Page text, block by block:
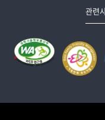
관련